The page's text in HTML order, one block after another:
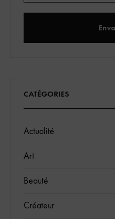
CATÉGORIES
Actualité
Art
Beauté
Créateur